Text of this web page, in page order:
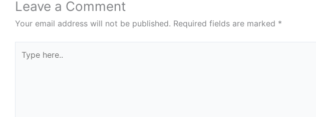
Leave a Comment
Your email address will not be published. Required fields are marked *
here..